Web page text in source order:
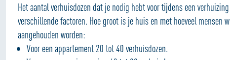
Het aantal verhuisdozen dat je nodig hebt voor tijdens een
verschillende factoren. Hoe groot is je huis en met hoeveel mensen
aangehouden worden:
Voor een appartement 20 tot 40 verhuisdozen.